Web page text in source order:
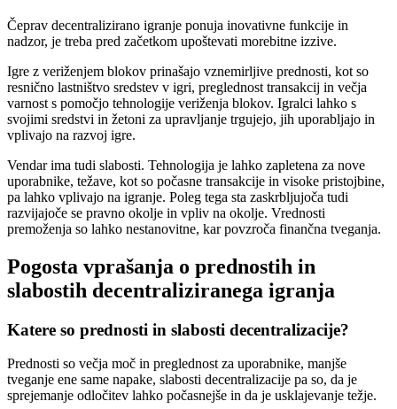
Čeprav decentralizirano igranje ponuja inovativne funkcije in
nadzor, je treba pred začetkom upoštevati morebitne izzive.
Igre z veriženjem blokov prinašajo vznemirljive prednosti, kot so
resnično lastništvo sredstev v igri, preglednost transakcij in večja
varnost s pomočjo tehnologije veriženja blokov. Igralci lahko s
svojimi sredstvi in žetoni za upravljanje trgujejo, jih uporabljajo in
vplivajo na razvoj igre.
Vendar ima tudi slabosti. Tehnologija je lahko zapletena za nove
uporabnike, težave, kot so počasne transakcije in visoke pristojbine,
pa lahko vplivajo na igranje. Poleg tega sta zaskrbljujoča tudi
razvijajoče se pravno okolje in vpliv na okolje. Vrednosti
premoženja so lahko nestanovitne, kar povzroča finančna tveganja.
Pogosta vprašanja o prednostih in
slabostih decentraliziranega igranja
Katere so prednosti in slabosti decentralizacije?
Prednosti so večja moč in preglednost za uporabnike, manjše
tveganje ene same napake, slabosti decentralizacije pa so, da je
sprejemanje odločitev lahko počasnejše in da je usklajevanje težje.